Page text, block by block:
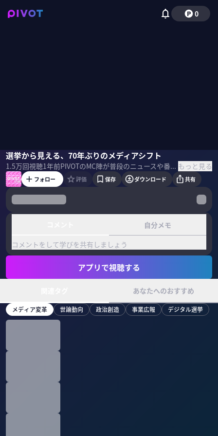
0
選挙から見える、70年ぶりのメディアシフト
1.5万回視聴1年前 PIVOTのMC陣が普段のニュースや番組収録を通じて感じた「気づき」や「深堀りしたいテーマ」を、より自由に語るアプリ・Web限定のトークコンテンツ「PIVOT Vlog」。 初回テーマは「参院選から見えたメディアシフト」について語る。 もっと見る
佐々木紀彦
フォロー 評価 保存 ダウンロード 共有
自分メモ
コメントをして学びを共有しましょう
アプリで視聴する
あなたへのおすすめ
メディア変革 世論動向 政治創造 事業広報 デジタル選挙